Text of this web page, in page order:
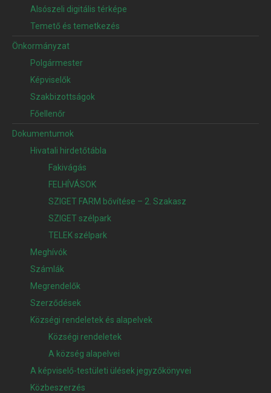
Alsószeli digitális térképe
Temető és temetkezés
Önkormányzat
Polgármester
Képviselők
Szakbizottságok
Főellenőr
Dokumentumok
Hivatali hirdetőtábla
Fakivágás
FELHÍVÁSOK
SZIGET FARM bővítése – 2. Szakasz
SZIGET szélpark
TELEK szélpark
Meghívók
Számlák
Megrendelők
Szerződések
Községi rendeletek és alapelvek
Községi rendeletek
A község alapelvei
A képviselő-testületi ülések jegyzőkönyvei
Közbeszerzés